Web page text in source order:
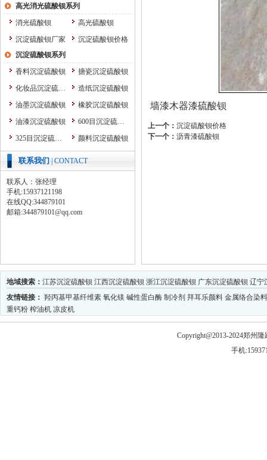
墙漆木器漆硫酸钡
上一个： 沉淀硫酸钡价格
下一个： 沥青漆硫酸钡
高光消光硫酸钡系列
消光硫酸钡
高光硫酸钡
沉淀硫酸钡厂家
沉淀硫酸钡价格
沉淀硫酸钡系列
香料沉淀硫酸钡
搪瓷沉淀硫酸钡
化妆品沉淀硫酸钡
造纸沉淀硫酸钡
油墨沉淀硫酸钡
橡胶沉淀硫酸钡
油漆沉淀硫酸钡
600目沉淀硫酸钡
325目沉淀硫酸钡
颜料沉淀硫酸钡
涂料沉淀硫酸钡
塑料沉淀硫酸钡
改性沉淀硫酸钡
耐磨颗粒胶
酸洗沉淀硫酸钡
水洗沉淀硫酸钡
色母粒沉淀硫酸钡
超细硫酸钡价格
超细沉淀硫酸钡
联系我们 | CONTACT
联系人：张经理
手机:15937121198
在线QQ:344879101
邮箱:344879101@qq.com
地域搜索： 江苏沉淀硫酸钡 江西沉淀硫酸钡 浙江沉淀硫酸钡 广东沉淀硫酸钡 辽宁
友情链接： 羟丙基甲基纤维素 氧化镁 碱性蛋白酶 制冷剂 拜耳乐颜料 金属络合染料
重钙粉 榨油机 凉皮机
Copyright@2013-2024郑州
手机: